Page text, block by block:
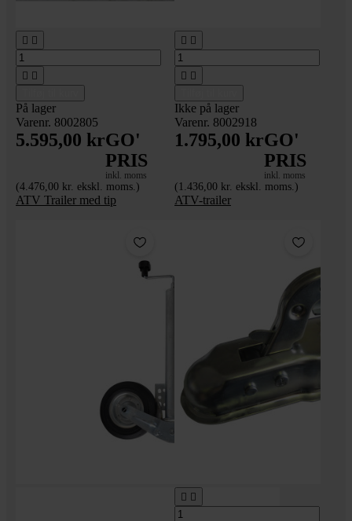
 
 
På lager
Varenr. 8002805
5.595,00 krGO'
PRIS
inkl. moms
(4.476,00 kr. ekskl. moms.)
ATV Trailer med tip
 
 
Ikke på lager
Varenr. 8002918
1.795,00 krGO'
PRIS
inkl. moms
(1.436,00 kr. ekskl. moms.)
ATV-trailer
 